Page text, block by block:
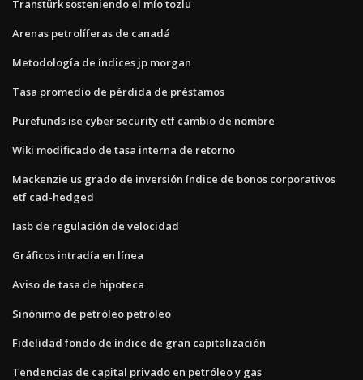
Transtürk sosteniendo el mío tozlu
Arenas petrolíferas de canadá
Metodología de índices jp morgan
Tasa promedio de pérdida de préstamos
Purefunds ise cyber security etf cambio de nombre
Wiki modificado de tasa interna de retorno
Mackenzie us grado de inversión índice de bonos corporativos
etf cad-hedged
Iasb de regulación de velocidad
Gráficos intradía en línea
Aviso de tasa de hipoteca
Sinónimo de petróleo petróleo
Fidelidad fondo de índice de gran capitalización
Tendencias de capital privado en petróleo y gas